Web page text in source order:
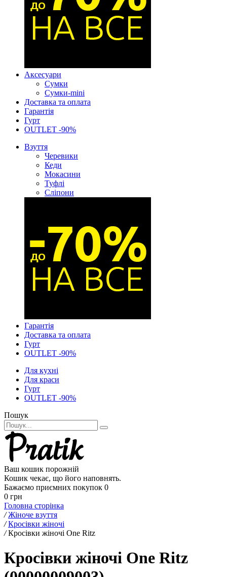
Аксесуари
Сумки
Сумки-mini
Доставка та оплата
Гарантія
Гурт
OUTLET -90%
Взуття
Черевики
Кеди
Мокасини
Туфлі
Сліпони
Гарантія
Доставка та оплата
Гурт
OUTLET -90%
Для кухні
Для краси
Гурт
OUTLET -90%
Пошук
Ваш кошик порожній
Кошик чекає, що його наповнять.
Бажаємо приємних покупок 0
0 грн
Головна сторінка
/ Жіноче взуття
/ Кросівки жіночі
/ Кросівки жіночі One Ritz
Кросівки жіночі One Ritz